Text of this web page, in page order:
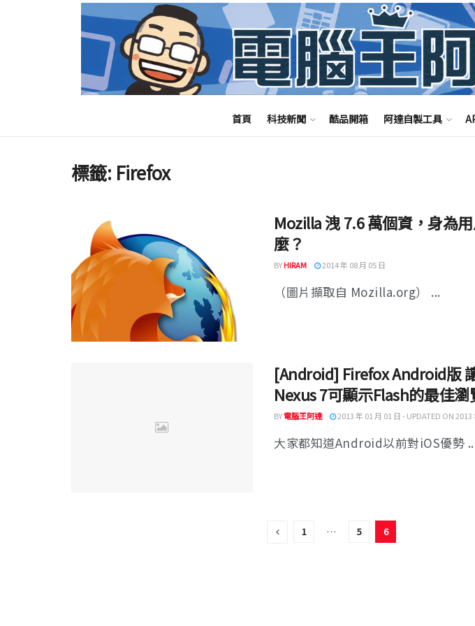
首頁 科技新聞 酷品開箱 阿達自製工具
標籤: Firefox
Mozilla 洩 7.6 萬個資，身為
麼？
BYHIRAM 2014 年 08 月 05 日
（圖片擷取自 Mozilla.org） ...
[Android] Firefox Android版
Nexus 7可顯示Flash的最佳瀏
BY電腦王阿達 2013 年 01 月 01 日 - UPDATED ON 2013
大家都知道Android以前對iOS優勢
1 … 5 6